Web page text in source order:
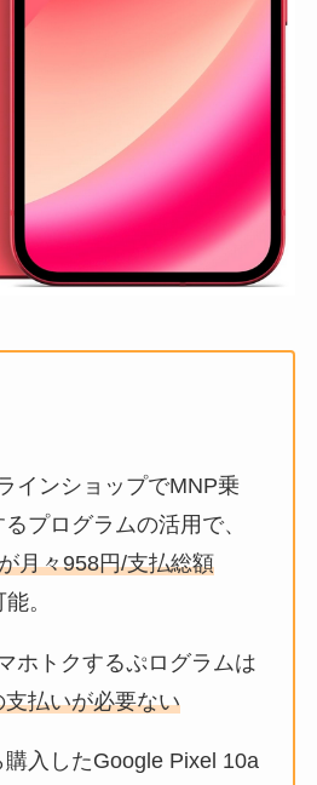
インショップでMNP乗
プログラムの活用で、
月々958円/支払総額
。
ホトクするぷログラムは
支払いが必要ない
入したGoogle Pixel 10a